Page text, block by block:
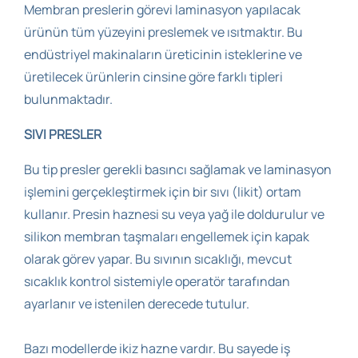
Membran preslerin görevi laminasyon yapılacak
ürünün tüm yüzeyini preslemek ve ısıtmaktır. Bu
endüstriyel makinaların üreticinin isteklerine ve
üretilecek ürünlerin cinsine göre farklı tipleri
bulunmaktadır.
SIVI PRESLER
Bu tip presler gerekli basıncı sağlamak ve laminasyon
işlemini gerçekleştirmek için bir sıvı (likit) ortam
kullanır. Presin haznesi su veya yağ ile doldurulur ve
silikon membran taşmaları engellemek için kapak
olarak görev yapar. Bu sıvının sıcaklığı, mevcut
sıcaklık kontrol sistemiyle operatör tarafından
ayarlanır ve istenilen derecede tutulur.
Bazı modellerde ikiz hazne vardır. Bu sayede iş